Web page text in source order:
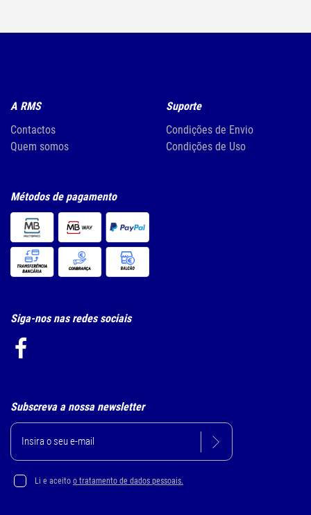
A RMS
Contactos
Quem somos
Suporte
Condições de Envio
Condições de Uso
Métodos de pagamento
Siga-nos nas redes sociais
Subscreva a nossa newsletter
Li e aceito o tratamento de dados pessoais.